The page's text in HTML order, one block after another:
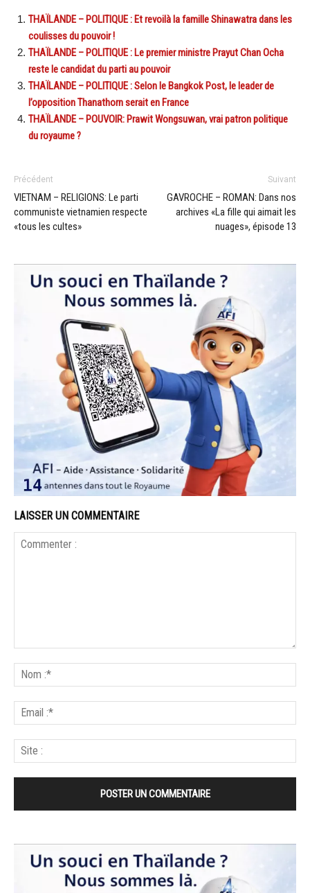
THAÏLANDE – POLITIQUE : Et revoilà la famille Shinawatra dans les
coulisses du pouvoir !
THAÏLANDE – POLITIQUE : Le premier ministre Prayut Chan Ocha
reste le candidat du parti au pouvoir
THAÏLANDE – POLITIQUE : Selon le Bangkok Post, le leader de
l’opposition Thanathorn serait en France
THAÏLANDE – POUVOIR: Prawit Wongsuwan, vrai patron politique
du royaume ?
Précédent
VIETNAM – RELIGIONS: Le parti
communiste vietnamien respecte
«tous les cultes»
Suivant
GAVROCHE – ROMAN: Dans nos
archives «La fille qui aimait les
nuages», épisode 13
LAISSER UN COMMENTAIRE